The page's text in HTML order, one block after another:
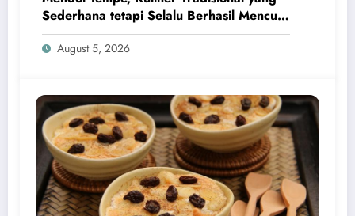
Sederhana tetapi Selalu Berhasil Mencuri
Hati
August 5, 2026